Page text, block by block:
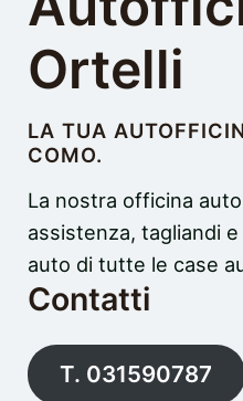
Ortelli
LA TUA
COMO.
La nostra officina
assistenza, tagliandi
auto di tutte le case
Contatti
T. 031590787